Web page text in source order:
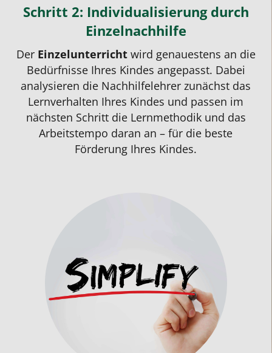
Schritt 2: Individualisierung durch
Einzelnachhilfe
Der Einzelunterricht wird genauestens an die
Bedürfnisse Ihres Kindes angepasst. Dabei
analysieren die Nachhilfelehrer zunächst das
Lernverhalten Ihres Kindes und passen im
nächsten Schritt die Lernmethodik und das
Arbeitstempo daran an – für die beste
Förderung Ihres Kindes.